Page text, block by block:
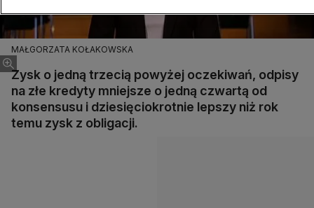
MAŁGORZATA KOŁAKOWSKA
Zysk o jedną trzecią powyżej oczekiwań, odpisy
na złe kredyty mniejsze o jedną czwartą od
konsensusu i dziesięciokrotnie lepszy niż rok
temu zysk z obligacji.